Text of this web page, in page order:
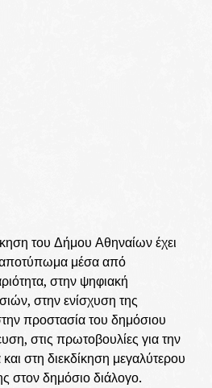
του Δήμου Αθηναίων έχει
αποτύπωμα μέσα από
στην ψηφιακή
στην ενίσχυση της
προστασία του δημόσιου
στις πρωτοβουλίες για την
και στη διεκδίκηση μεγαλύτερου
στον δημόσιο διάλογο.